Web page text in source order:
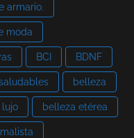
armario.
moda
BCI BDNF
belleza
lujo belleza etérea